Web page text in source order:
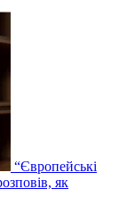
“Європейські
як